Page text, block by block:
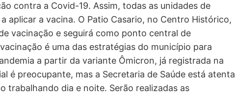
contra a Covid-19. Assim, todas as unidades de
aplicar a vacina. O Patio Casario, no Centro Histórico,
vacinação e seguirá como ponto central de
é uma das estratégias do município para
a partir da variante Ômicron, já registrada na
é preocupante, mas a Secretaria de Saúde está atenta
trabalhando dia e noite. Serão realizadas as